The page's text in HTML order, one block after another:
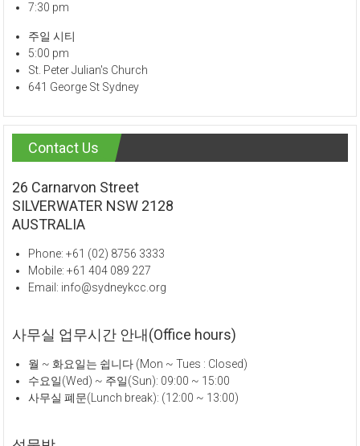
7:30 pm
주일 시티
5:00 pm
St. Peter Julian's Church
641 George St Sydney
Contact Us
26 Carnarvon Street
SILVERWATER NSW 2128
AUSTRALIA
Phone: +61 (02) 8756 3333
Mobile: +61 404 089 227
Email: info@sydneykcc.org
사무실 업무시간 안내(Office hours)
월 ~ 화요일는 쉽니다 (Mon ~ Tues : Closed)
수요일(Wed) ~ 주일(Sun): 09:00 ~ 15:00
사무실 폐문(Lunch break): (12:00 ~ 13:00)